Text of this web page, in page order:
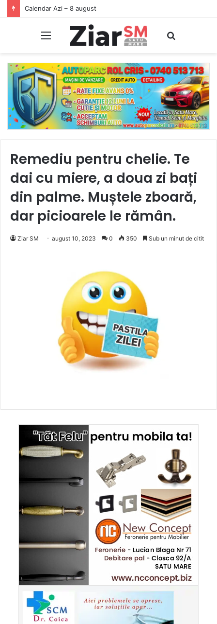
Calendar Azi – 8 august
Remediu pentru chelie. Te
dai cu miere, a doua zi bați
din palme. Muștele zboară,
dar picioarele le rămân.
Ziar SM august 10, 2023 0 350 Sub un minut de citit